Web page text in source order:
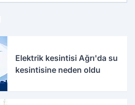
Elektrik kesintisi Ağrı'da su
kesintisine neden oldu